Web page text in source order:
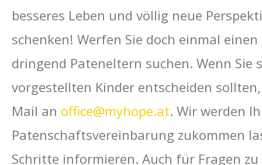
besseres Leben und völlig neue
schenken! Werfen Sie doch einmal
dringend Pateneltern suchen. Wenn
vorgestellten Kinder entscheiden
Mail an office@myhope.at. Wir werden
Patenschaftsvereinbarung zukommen
Schritte informieren. Auch für Fragen